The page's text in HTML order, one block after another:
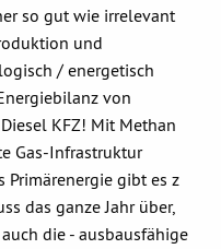
so gut wie irrelevant
und
/ energetisch
von
KFZ! Mit Methan
Gas-Infrastruktur
gibt es z
das ganze Jahr über,
die - ausbausfähige